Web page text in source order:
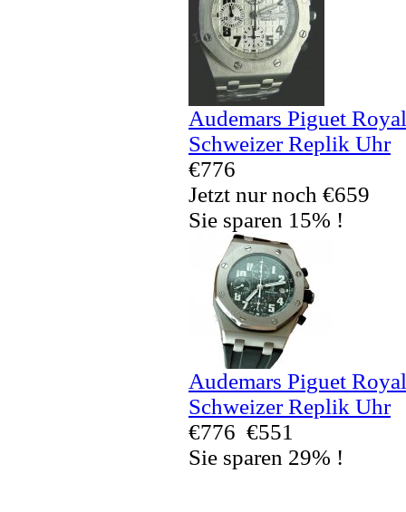
Audemars Piguet
Schweizer Replik Uhr
€776
Jetzt nur noch €659
Sie sparen 15% !
Audemars Piguet
Schweizer Replik Uhr
€776 €551
Sie sparen 29% !